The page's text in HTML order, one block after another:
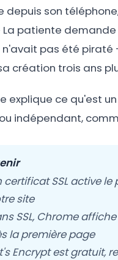
depuis son
La patiente
n'avait pas été
création trois ans
explique ce qu'est
indépendant,
certificat SSL active
site
SSL, Chrome
la première page
Encrypt est gratuit,